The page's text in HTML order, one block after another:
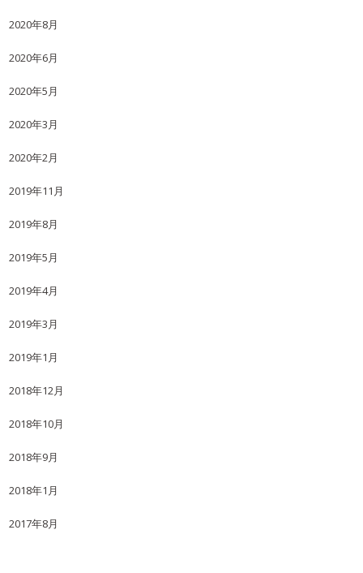
2020年8月
2020年6月
2020年5月
2020年3月
2020年2月
2019年11月
2019年8月
2019年5月
2019年4月
2019年3月
2019年1月
2018年12月
2018年10月
2018年9月
2018年1月
2017年8月